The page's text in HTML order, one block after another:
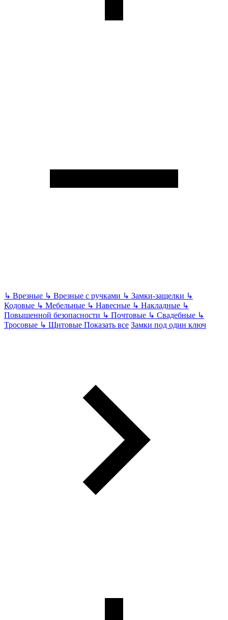
↳ Врезные ↳ Врезные с ручками ↳ Замки-защелки ↳
Кодовые ↳ Мебельные ↳ Навесные ↳ Накладные ↳
Повышенной безопасности ↳ Почтовые ↳ Свадебные ↳
Тросовые ↳ Щитовые Показать все Замки под один ключ